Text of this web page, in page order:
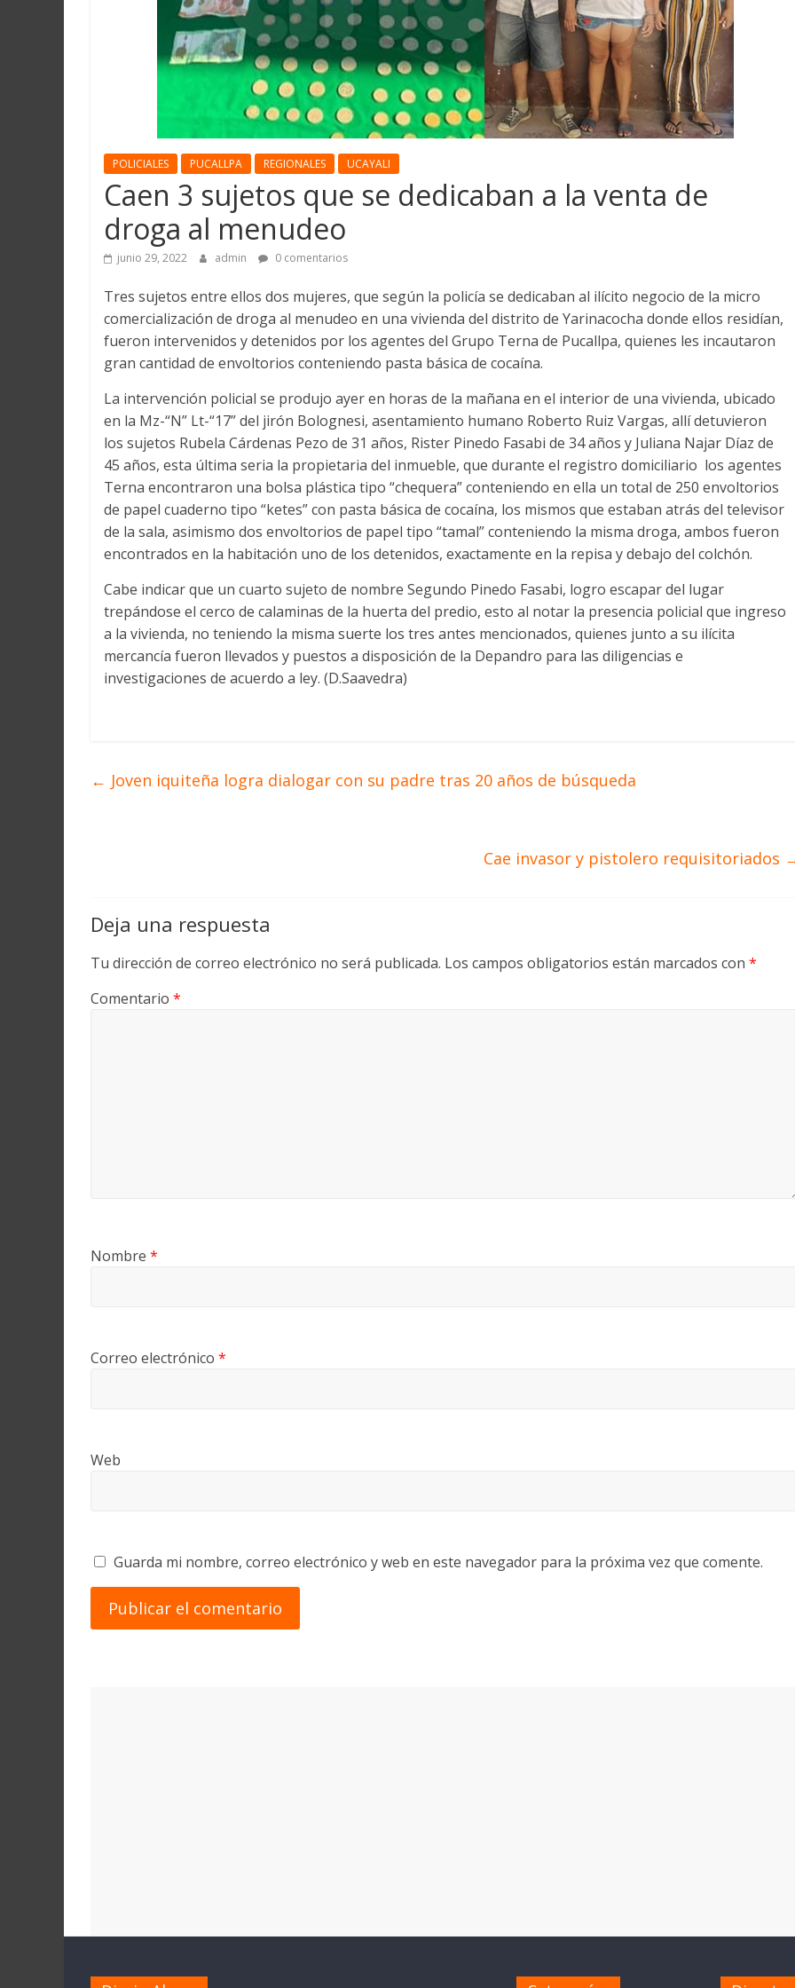
POLICIALES PUCALLPA REGIONALES UCAYALI
Caen 3 sujetos que se dedicaban a la venta de
droga al menudeo
junio 29, 2022 admin 0 comentarios
Tres sujetos entre ellos dos mujeres, que según la policía se dedicaban al ilícito negocio de la micro
comercialización de droga al menudeo en una vivienda del distrito de Yarinacocha donde ellos residían,
fueron intervenidos y detenidos por los agentes del Grupo Terna de Pucallpa, quienes les incautaron
gran cantidad de envoltorios conteniendo pasta básica de cocaína.
La intervención policial se produjo ayer en horas de la mañana en el interior de una vivienda, ubicado
en la Mz-“N” Lt-“17” del jirón Bolognesi, asentamiento humano Roberto Ruiz Vargas, allí detuvieron
los sujetos Rubela Cárdenas Pezo de 31 años, Rister Pinedo Fasabi de 34 años y Juliana Najar Díaz de
45 años, esta última seria la propietaria del inmueble, que durante el registro domiciliario los agentes
Terna encontraron una bolsa plástica tipo “chequera” conteniendo en ella un total de 250 envoltorios
de papel cuaderno tipo “ketes” con pasta básica de cocaína, los mismos que estaban atrás del televisor
de la sala, asimismo dos envoltorios de papel tipo “tamal” conteniendo la misma droga, ambos fueron
encontrados en la habitación uno de los detenidos, exactamente en la repisa y debajo del colchón.
Cabe indicar que un cuarto sujeto de nombre Segundo Pinedo Fasabi, logro escapar del lugar
trepándose el cerco de calaminas de la huerta del predio, esto al notar la presencia policial que ingreso
a la vivienda, no teniendo la misma suerte los tres antes mencionados, quienes junto a su ilícita
mercancía fueron llevados y puestos a disposición de la Depandro para las diligencias e
investigaciones de acuerdo a ley. (D.Saavedra)
← Joven iquiteña logra dialogar con su padre tras 20 años de búsqueda
Cae invasor y pistolero requisitoriados
Deja una respuesta
Tu dirección de correo electrónico no será publicada. Los campos obligatorios están marcados con *
Comentario *
Nombre *
Correo electrónico *
Web
Guarda mi nombre, correo electrónico y web en este navegador para la próxima vez que comente.